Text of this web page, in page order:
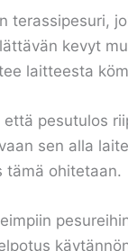
terassipesuri,
kevyt
laitteesta
pesutulos
sen alla
tämä ohitetaan.